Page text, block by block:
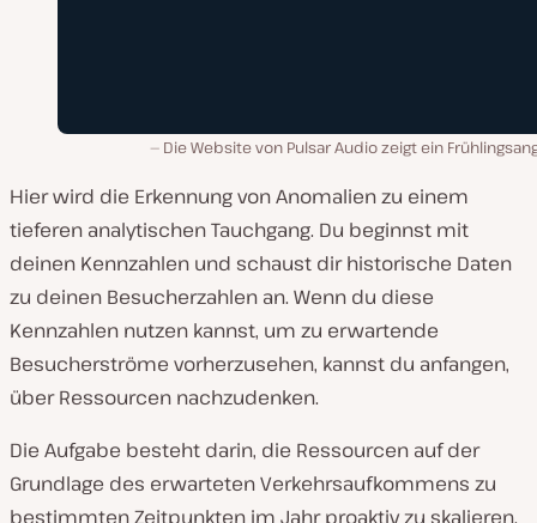
Die Website von Pulsar Audio zeigt ein
Hier wird die Erkennung von Anomalien zu einem
tieferen analytischen Tauchgang. Du beginnst mit
deinen Kennzahlen und schaust dir historische Daten
zu deinen Besucherzahlen an. Wenn du diese
Kennzahlen nutzen kannst, um zu erwartende
Besucherströme vorherzusehen, kannst du anfangen,
über Ressourcen nachzudenken.
Die Aufgabe besteht darin, die Ressourcen auf der
Grundlage des erwarteten Verkehrsaufkommens zu
bestimmten Zeitpunkten im Jahr proaktiv zu skalieren.